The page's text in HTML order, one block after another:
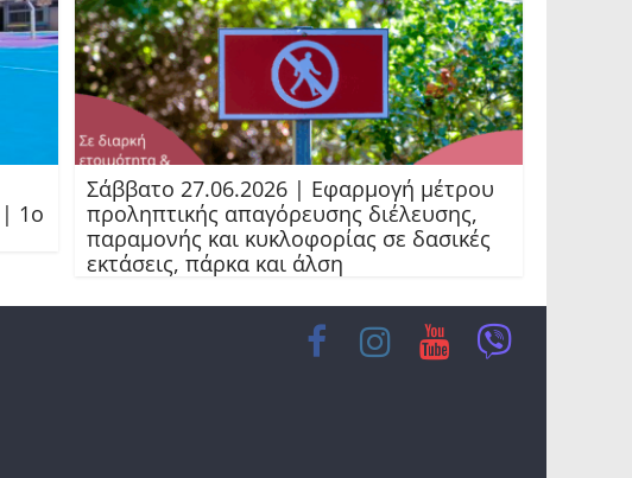
| 1ο
Σάββατο 27.06.2026 | Εφαρμογή μέτρου
προληπτικής απαγόρευσης διέλευσης,
παραμονής και κυκλοφορίας σε δασικές
εκτάσεις, πάρκα και άλση